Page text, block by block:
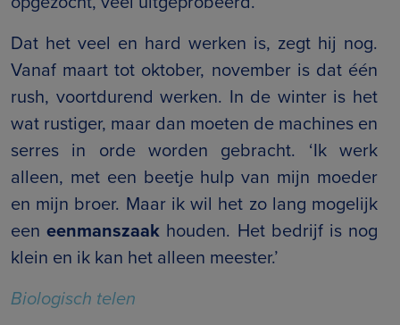
Dat het veel en hard werken is, zegt hij nog.
Vanaf maart tot oktober, november is dat één
rush, voortdurend werken. In de winter is het
wat rustiger, maar dan moeten de machines en
serres in orde worden gebracht. ‘Ik werk
alleen, met een beetje hulp van mijn moeder
en mijn broer. Maar ik wil het zo lang mogelijk
eeneenmanszaak houden. Het bedrijf is nog
klein en ik kan het alleen meester.’
Biologisch telen